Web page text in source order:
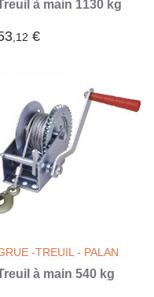
à main 1130 kg
,12 €
-TREUIL - PALAN
à main 540 kg